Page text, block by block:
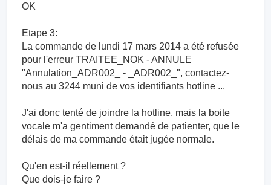
OK
Etape 3:
La commande de lundi 17 mars 2014 a été refusée
pour l'erreur TRAITEE_NOK - ANNULE
"Annulation_ADR002_ - _ADR002_", contactez-
nous au 3244 muni de vos identifiants hotline ...
J'ai donc tenté de joindre la hotline, mais la boite
vocale m'a gentiment demandé de patienter, que le
délais de ma commande était jugée normale.
Qu'en est-il réellement ?
Que dois-je faire ?